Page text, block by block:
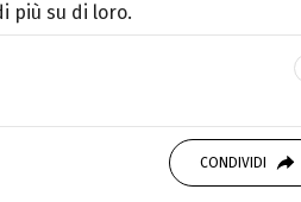
più su di loro.
mantovana, laureata in
e ama la scrittura alla
CONDIVIDI